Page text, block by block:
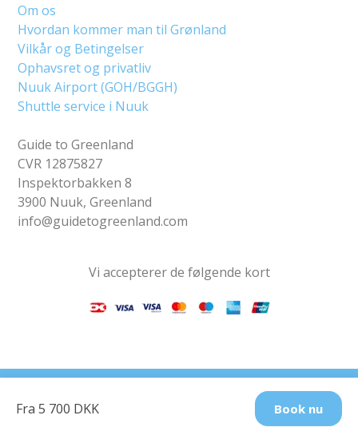
Fra 5 700 DKK Book nu
Om os
Hvordan kommer man til Grønland
Vilkår og Betingelser
Ophavsret og privatliv
Nuuk Airport (GOH/BGGH)
Shuttle service i Nuuk
Guide to Greenland
CVR 12875827
Inspektorbakken 8
3900 Nuuk, Greenland
info@guidetogreenland.com
Vi accepterer de følgende kort
medier